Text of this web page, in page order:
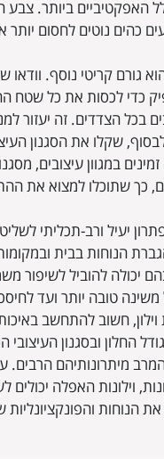
האפקטיביים ביותר. צבע
כהים נוטים לחסום יותר
גורם קריטי נוסף. וודאו
כדי לכסות את כל שטח
בכל הצדדים. זה יעזור
שקלו את הסגנון
במגוון עיצובים,
כך שתוכלו למצוא את
יעיל ורב-תכליתי
הנוחות בבית
יכולה להוביל לשיפור
טובה יותר ועד
חשוב להתחשב
החלון ובסגנון העיצובי
מיתרונותיהם הרבים.
וילונות האפלה יכולים
הנוחות